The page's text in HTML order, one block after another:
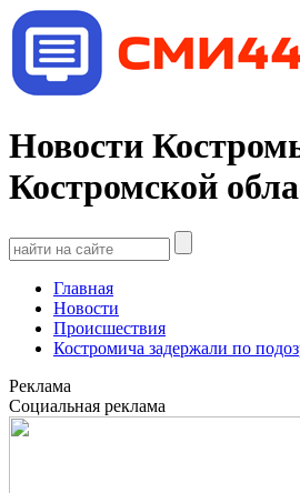
Новости
Костромской
Главная
Новости
Происшествия
Костромича задержали по
Реклама
Социальная реклама